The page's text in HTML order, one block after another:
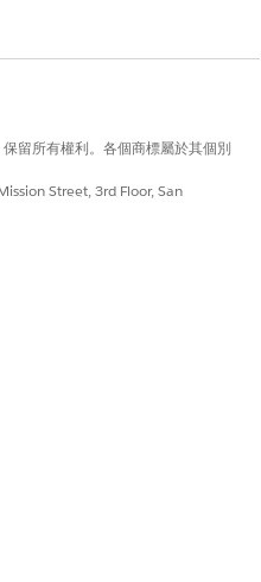
留所有權利。各個商標屬於其個別
Street, 3rd Floor, San